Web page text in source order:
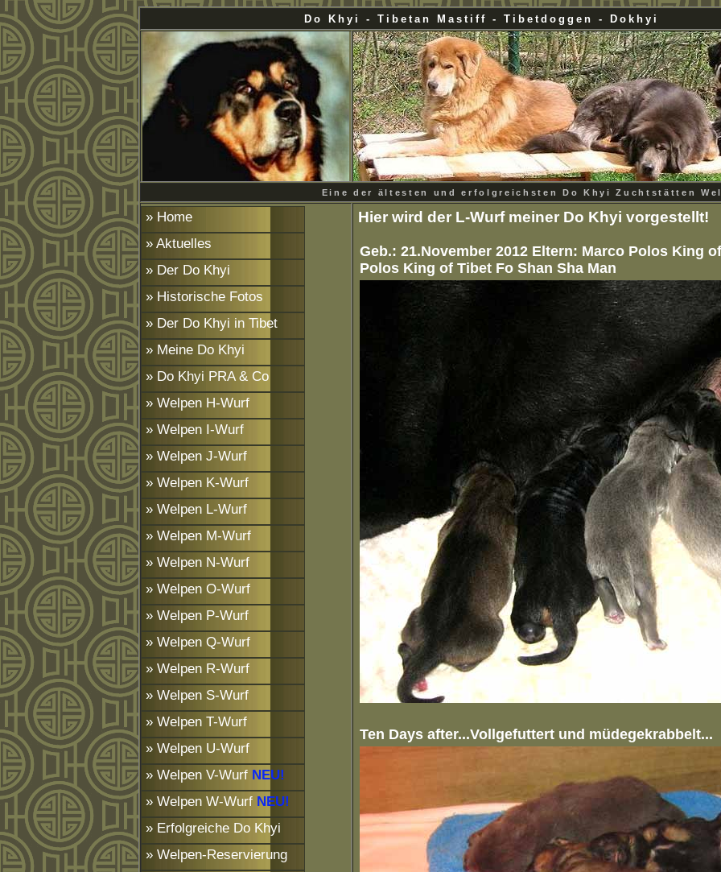
Do Khyi - Tibetan Mastiff - Tibetdoggen - Dokhyi
Eine der ältesten und erfolgreichsten Do Khyi Zuchtstätten
» Home
» Aktuelles
» Der Do Khyi
» Historische Fotos
» Der Do Khyi in Tibet
» Meine Do Khyi
» Do Khyi PRA & Co
» Welpen H-Wurf
» Welpen I-Wurf
» Welpen J-Wurf
» Welpen K-Wurf
» Welpen L-Wurf
» Welpen M-Wurf
» Welpen N-Wurf
» Welpen O-Wurf
» Welpen P-Wurf
» Welpen Q-Wurf
» Welpen R-Wurf
» Welpen S-Wurf
» Welpen T-Wurf
» Welpen U-Wurf
» Welpen V-Wurf NEU!
» Welpen W-Wurf NEU!
» Erfolgreiche Do Khyi
» Welpen-Reservierung
Hier wird der L-Wurf meiner Do Khyi vorgestellt!
Geb.: 21.November 2012 Eltern: Marco Polos King
Polos King of Tibet Fo Shan Sha Man
Ten Days after...Vollgefuttert und müdegekrabbelt...